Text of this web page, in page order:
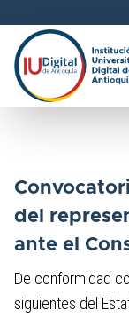
del
ante el
De conformidad
siguientes del